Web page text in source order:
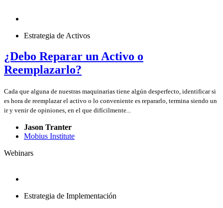
Estrategia de Activos
¿Debo Reparar un Activo o
Reemplazarlo?
Cada que alguna de nuestras maquinarias tiene algún desperfecto, identificar si
es hora de reemplazar el activo o lo conveniente es repararlo, termina siendo un
ir y venir de opiniones, en el que difícilmente...
Jason Tranter
Mobius Institute
Webinars
Estrategia de Implementación